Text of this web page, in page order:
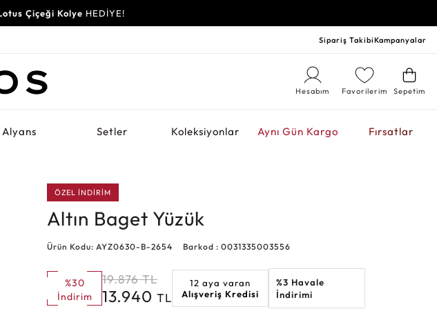
Çiçeği Kolye HEDİYE!
Sipariş TakibiKampanyalar
Sepetim
Favorilerim
Hesabım
Alyans Setler Koleksiyonlar Aynı Gün Kargo Fırsatlar
ÖZEL İNDİRİM
Altın Baget Yüzük
Ürün Kodu: AYZ0630-B-2654 Barkod : 0031335003556
%30
İndirim
19.876 TL
13.940TL
12 aya varan
Alışveriş Kredisi
%3 Havale
İndirimi